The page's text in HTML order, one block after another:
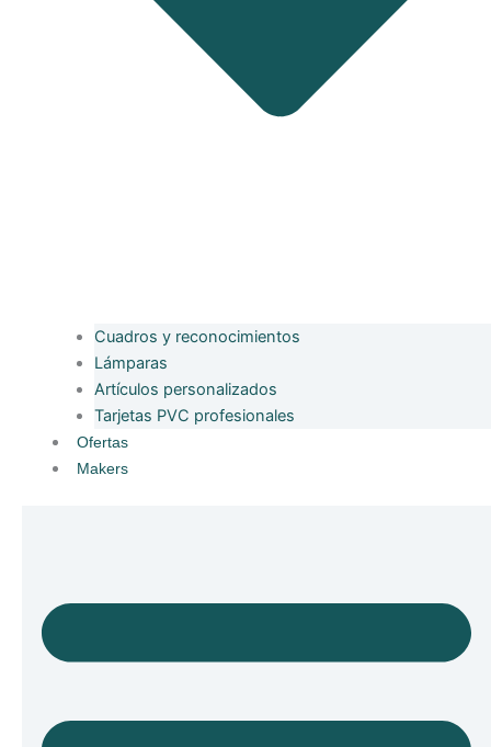
Cuadros y reconocimientos
Lámparas
Artículos personalizados
Tarjetas PVC profesionales
Ofertas
Makers